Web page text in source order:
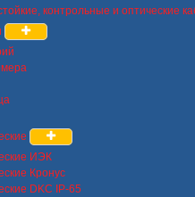
контрольные и оптические
ИЭК
Кронус
DKC IP-65